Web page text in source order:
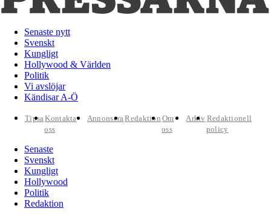
Senaste nytt
Svenskt
Kungligt
Hollywood & Världen
Politik
Vi avslöjar
Kändisar A-Ö
TipsaKontakta
oss
AnnonseraRedaktion Om
oss
Arkiv Redaktionell
policy
Senaste
Svenskt
Kungligt
Hollywood
Politik
Redaktion